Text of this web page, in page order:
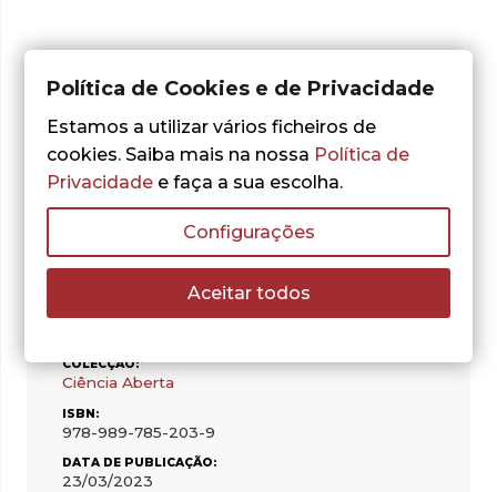
CARACTERÍSTICAS
AUTOR:
COLECÇÃO:
Ciência Aberta
ISBN:
978-989-785-203-9
DATA DE PUBLICAÇÃO:
23/03/2023
Adicionar aos Favoritos
Política de Cookies e de Privacidade
Estamos a utilizar vários ficheiros de
cookies. Saiba mais na nossa Política de
Privacidade e faça a sua escolha.
Configurações
Aceitar todos